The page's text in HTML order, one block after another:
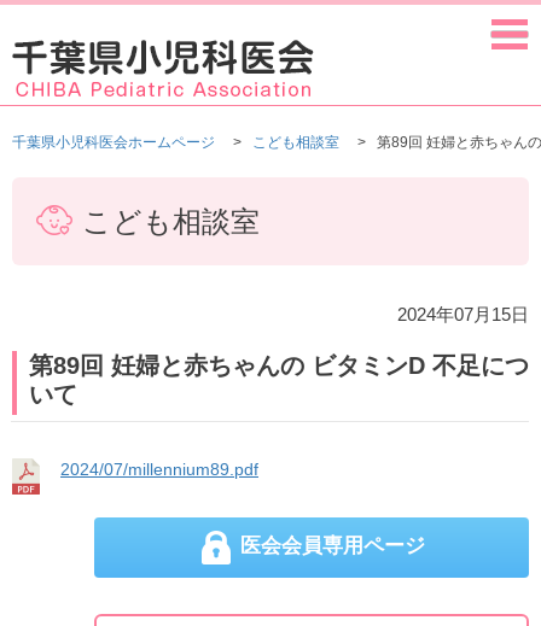
千葉県小児科医会ホームページ こども相談室 第89回 妊婦と赤ちゃん
こども相談室
2024年07月15日
第89回 妊婦と赤ちゃんの ビタミンD 不足につ
いて
2024/07/millennium89.pdf
医会会員専用ページ